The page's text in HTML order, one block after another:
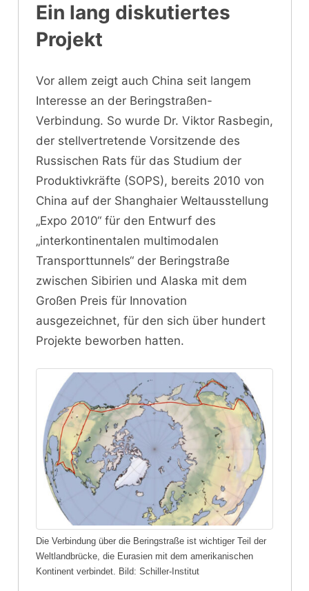
Ein lang diskutiertes
Projekt
Vor allem zeigt auch China seit langem
Interesse an der Beringstraßen-
Verbindung. So wurde Dr. Viktor Rasbegin,
der stellvertretende Vorsitzende des
Russischen Rats für das Studium der
Produktivkräfte (SOPS), bereits 2010 von
China auf der Shanghaier Weltausstellung
„Expo 2010“ für den Entwurf des
„interkontinentalen multimodalen
Transporttunnels“ der Beringstraße
zwischen Sibirien und Alaska mit dem
Großen Preis für Innovation
ausgezeichnet, für den sich über hundert
Projekte beworben hatten.
Die Verbindung über die Beringstraße ist wichtiger Teil der
Weltlandbrücke, die Eurasien mit dem amerikanischen
Kontinent verbindet. Bild: Schiller-Institut